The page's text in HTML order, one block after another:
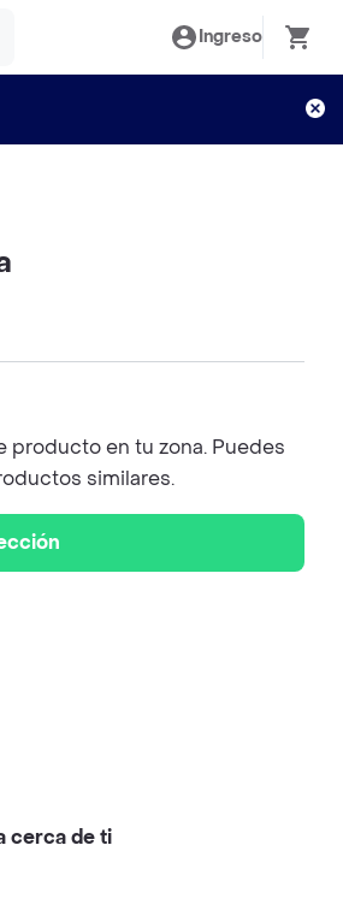
Ingreso
producto en tu zona. Puedes
similares.
cerca de ti